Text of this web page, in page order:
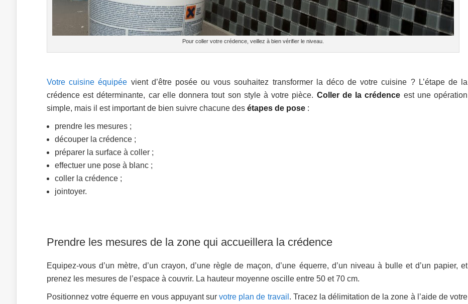
Pour coller votre crédence, veillez à bien vérifier le niveau.
Votre cuisine équipée vient d’être posée ou vous souhaitez transformer la déco de votre cuisine ? L’étape de la
crédence est déterminante, car elle donnera tout son style à votre pièce. Coller de la crédence est une opération
simple, mais il est important de bien suivre chacune des étapes de pose :
prendre les mesures ;
découper la crédence ;
préparer la surface à coller ;
effectuer une pose à blanc ;
coller la crédence ;
jointoyer.
Prendre les mesures de la zone qui accueillera la crédence
Equipez-vous d’un mètre, d’un crayon, d’une règle de maçon, d’une équerre, d’un niveau à bulle et d’un papier, et
prenez les mesures de l’espace à couvrir. La hauteur moyenne oscille entre 50 et 70 cm.
Positionnez votre équerre en vous appuyant survotre plan de travail . Tracez la délimitation de la zone à l’aide de votre